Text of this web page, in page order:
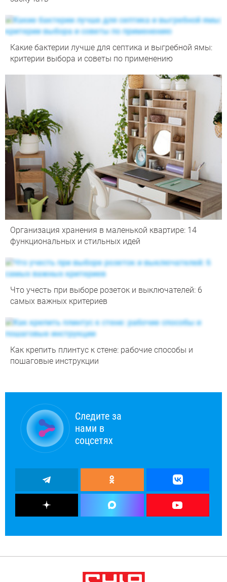
Какие бактерии лучше для септика и выгребной ямы:
критерии выбора и советы по применению
Организация хранения в маленькой квартире: 14
функциональных и стильных идей
Что учесть при выборе розеток и выключателей: 6
самых важных критериев
Как крепить плинтус к стене: рабочие способы и
пошаговые инструкции
Следите за
нами в
соцсетях